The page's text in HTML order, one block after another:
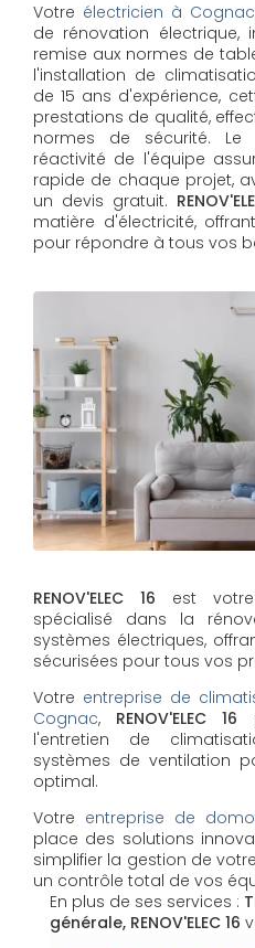
Votre électricien à Cognac
de rénovation électrique,
remise aux normes de
l'installation de
de 15 ans d'expérience,
prestations de qualité,
normes de sécurité. Le
réactivité de l'équipe
rapide de chaque projet,
un devis gratuit.
matière d'électricité,
pour répondre à tous vos
RENOV'ELEC 16 est
spécialisé dans la
systèmes électriques,
sécurisées pour tous vos
Votre entreprise de
Cognac, RENOV'ELEC 16
l'entretien de
systèmes de ventilation
optimal.
Votre entreprise de
place des solutions
simplifier la gestion de
un contrôle total de vos
En plus de ses services :
générale, RENOV'ELEC 16